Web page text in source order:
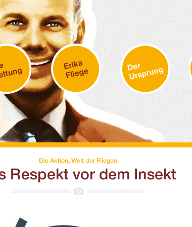
Die Aktion, Welt der Fliegen
Respekt vor dem Insekt